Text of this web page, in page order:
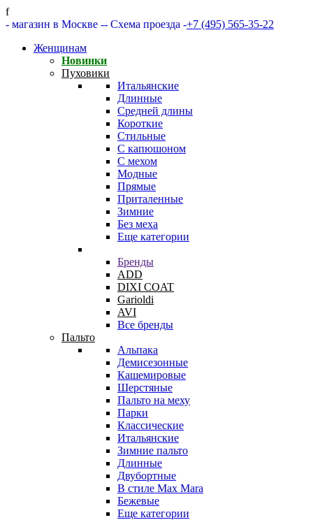
f
- магазин в Москве -- Схема проезда -+7 (495) 565-35-22
Женщинам
Новинки
Пуховики
Итальянские
Длинные
Средней длины
Короткие
Стильные
С капюшоном
С мехом
Модные
Прямые
Приталенные
Зимние
Без меха
Еще категории
Бренды
ADD
DIXI COAT
Garioldi
AVI
Все бренды
Пальто
Альпака
Демисезонные
Кашемировые
Шерстяные
Пальто на меху
Парки
Классические
Итальянские
Зимние пальто
Длинные
Двубортные
В стиле Max Mara
Бежевые
Еще категории